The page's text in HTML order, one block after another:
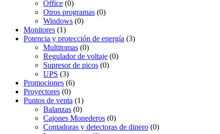
Office (0)
Otros programas (0)
Windows (0)
Monitores (1)
Potencia y protección de energía (3)
Multitomas (0)
Regulador de voltaje (0)
Supresor de picos (0)
UPS (3)
Promociones (6)
Proyectores (0)
Puntos de venta (1)
Balanzas (0)
Cajones Monederos (0)
Contadoras y detectoras de dinero (0)